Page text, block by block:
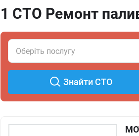
1 СТО Ремонт
Знайти СТО